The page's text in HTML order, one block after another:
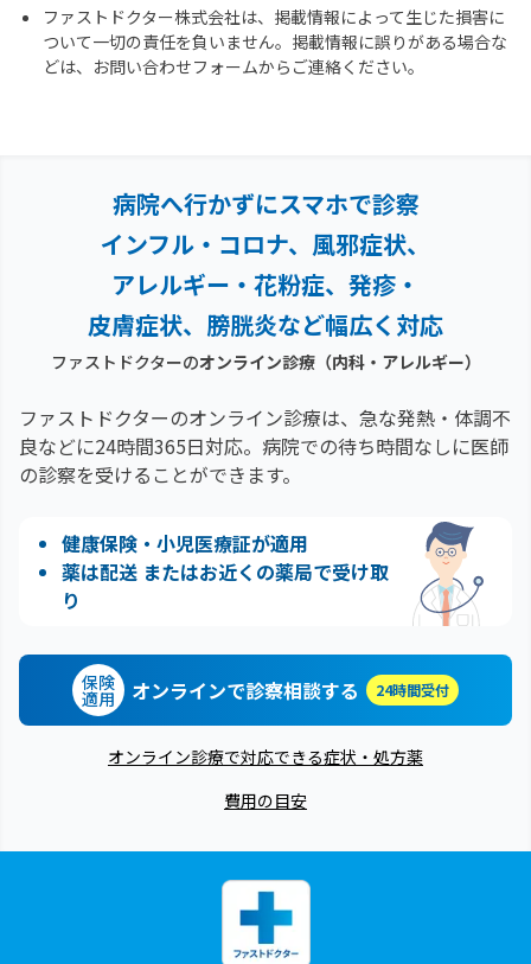
ファストドクター株式会社は、掲載情報によって生じた損害に
ついて一切の責任を負いません。掲載情報に誤りがある場合な
どは、お問い合わせフォームからご連絡ください。
病院へ行かずにスマホで診察
インフル・コロナ、風邪症状、
アレルギー・花粉症、 発疹・
皮膚症状、膀胱炎など幅広く対応
ファストドクターのオンライン診療（内科・アレルギー）
ファストドクターのオンライン診療は、急な発熱・体調不
良などに24時間365日対応。 病院での待ち時間なしに医師
の診察を受けることができます。
健康保険・小児医療証が適用
薬は配送 またはお近くの薬局で受け取
り
保険
適用 オンラインで診察相談する 24時間受付
オンライン診療で対応できる症状・処方薬
費用の目安